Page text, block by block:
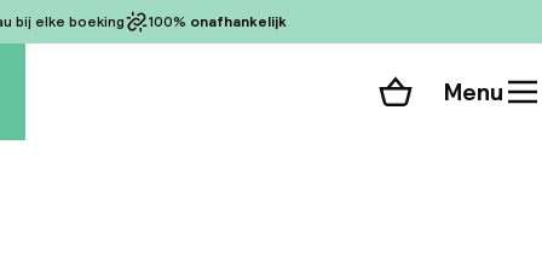
bij elke boeking 100% onafhankelijk
Winkelmand
Menu